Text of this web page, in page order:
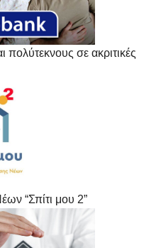
πολύτεκνους σε ακριτικές
“Σπίτι μου 2”